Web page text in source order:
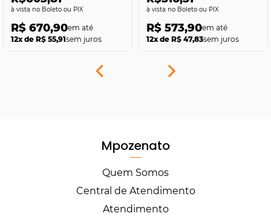
no Boleto ou PIX
R$ 670,90
12x de R$ 55,91sem juros
no Boleto ou PIX
R$ 573,90
12x de R$ 47,83sem juros
Mpozenato
Quem Somos
Central de Atendimento
Atendimento